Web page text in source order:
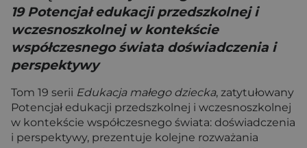
19 Potencjał edukacji przedszkolnej i
wczesnoszkolnej w kontekście
współczesnego świata doświadczenia i
perspektywy
Tom 19 serii Edukacja małego dziecka, zatytułowany
Potencjał edukacji przedszkolnej i wczesnoszkolnej
w kontekście współczesnego świata: doświadczenia
i perspektywy, prezentuje kolejne rozważania